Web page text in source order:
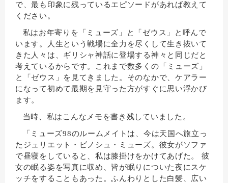
で、最も印象に残っているエピソードがあれば教えて
ください。
私はお年寄りを「ミューズ」と「ゼウス」と呼んで
います。人生という戦場に全力を尽くして生き抜いて
きた人々は、ギリシャ神話に登場する神々と同じだと
考えているからです。これまで数多くの「ミューズ」
と「ゼウス」を見てきました。そのなかで、ケアラー
になって初めて最期を見守った方がすぐに思い浮かび
ます。
当時、私はこんなメモを書き残していました。
「ミューズ98のルームメイトは、今は天国へ旅立っ
たジュリエット・ビノシュ・ミューズ。彼女がソファ
で昼寝をしていると、私は膝掛けをかけてあげた。 彼
女の眠る姿を写真に収め、皆が眠りについた夜にスケ
ッチをすることもあった。ふんわりとした白髪、広い